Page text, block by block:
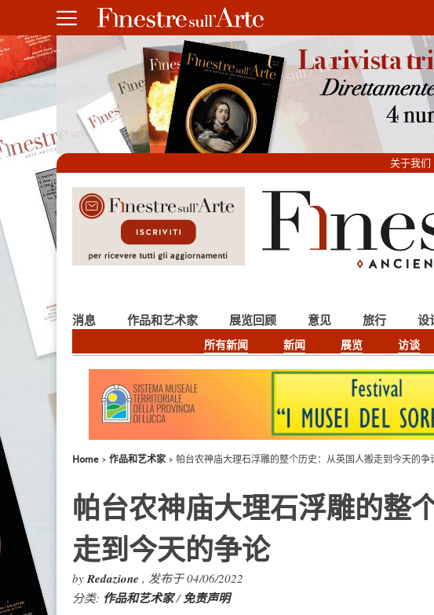
关于我们
消息
所有新闻 新闻 展览 访谈
作品和艺术家 展览回顾 意见 旅行 设
Home 作品和艺术家 帕台农神庙大理石浮雕的整个历史：从英国人搬走到今天的争
帕台农神庙大理石浮雕的整
走到今天的争论
byRedazione , 发布于 04/06/2022
分类: 作品和艺术家/免责声明